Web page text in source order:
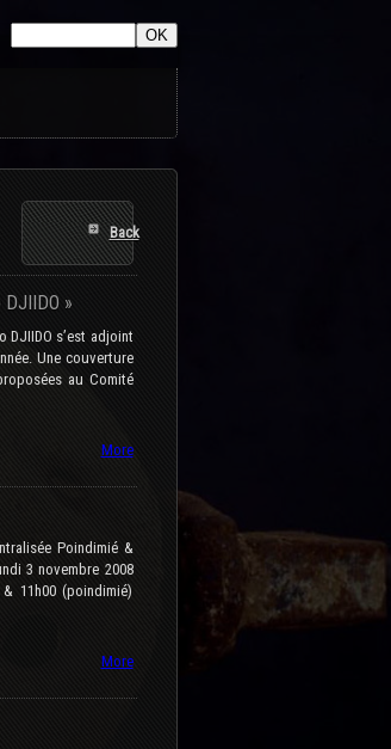
Back
»
DJIIDO s’est adjoint
Une couverture
au Comité
More
Poindimié &
3 novembre 2008
11h00 (poindimié)
More